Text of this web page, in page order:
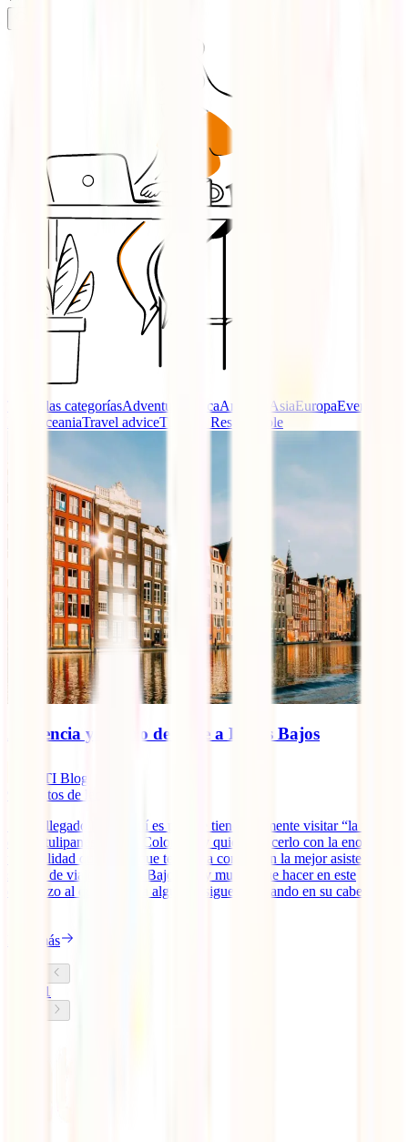
Todas las categoríasAdventure AfricaAmerica AsiaEuropaEventos
OceaniaTravel adviceTurismo Responsable
Asistencia y seguro de viaje a Países Bajos
IATI Blog
minutos de lectura
Si has llegado hasta aquí es porque tienes en mente visitar “la tierra
de los tulipanes” desde Colombia y quieres hacerlo con la enorme
tranquilidad que sabes que te brinda contar con la mejor asistencia y
seguro de viaje a Países Bajos. Hay mucho que hacer en este
destinazo al que, todavía algunos, siguen limitando en su cabeza a
Leer más
1